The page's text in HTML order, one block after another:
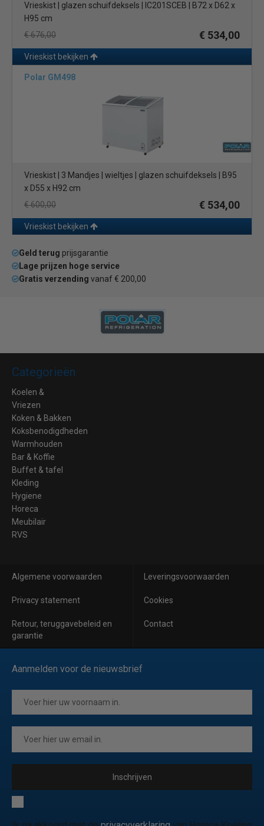
Vrieskist | glazen schuifdeksels | IC201SCEB | B72 x D62 x
H95 cm
€ 676,00
€ 534,00
Vrieskist bekijken
Polar GM498
Vrieskist | 3 Mandjes | wieltjes | glazen schuifdeksels | B95
x D55 x H92 cm
€ 600,00
€ 534,00
Vrieskist bekijken
Geld terug prijsgarantie
Lage prijzen hoge service
Gratis verzending vanaf € 200,00
Categorieën
Koelen &
Vriezen
Koken & Bakken
Koksbenodigdheden
Warmhouden
Bar & Koffie
Buffet & tafel
Kleding
Hygiene
Horeca
Meubilair
RVS
Algemene voorwaarden Leveringsvoorwaarden
Privacy statement Cookies
Retour, teruggavebeleid en
garantie
Contact
Aanmelden voor de nieuwsbrief
Inschrijven